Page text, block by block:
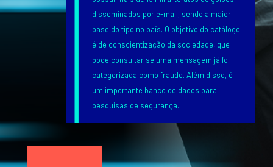
disseminados por e-mail, sendo a maior
base do tipo no país. O objetivo do catálogo
é de conscientização da sociedade, que
pode consultar se uma mensagem já foi
categorizada como fraude. Além disso, é
um importante banco de dados para
pesquisas de segurança.
Texto